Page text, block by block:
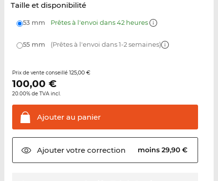
Taille et disponibilité
53 mm Prêtes à l'envoi dans 42 heures
55 mm (Prêtes à l'envoi dans 1-2 semaines)
Prix de vente conseillé 125,00 €
100,00 €
20.00% de TVA incl.
Ajouter au panier
Ajouter votrecorrection moins 29,90 €